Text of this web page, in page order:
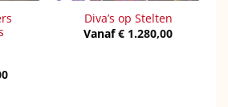
Diva’s op Stelten
Vanaf€ 1.280,00